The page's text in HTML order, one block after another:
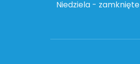
Niedziela - zamknięte